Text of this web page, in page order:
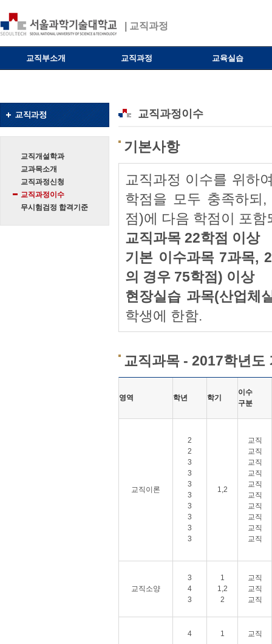
| 교직과정
교직부소개 교직과정 교육실습
교직개설학과
교과목소개
교직과정신청
교직과정이수
무시험검정 합격기준
교직과정이수
기본사항
교직과정 이수를 위하
학점을 모두 충족하되
점)에 다음 학점이 포함
교직과목 22학점 이상
기본 이수과목 7과목,
의 경우 75학점) 이상
현장실습 과목(산업체
학생에 한함.
교직과목 - 2017학년도
영역 학년 학기
이수
구분
교직이론
2
2
3
3
3
3
3
3
3
3
1,2
교직
교직
교직
교직
교직
교직
교직
교직
교직
교직
교직소양
3
4
3
1
1,2
2
교직
교직
교직
4 1 교직